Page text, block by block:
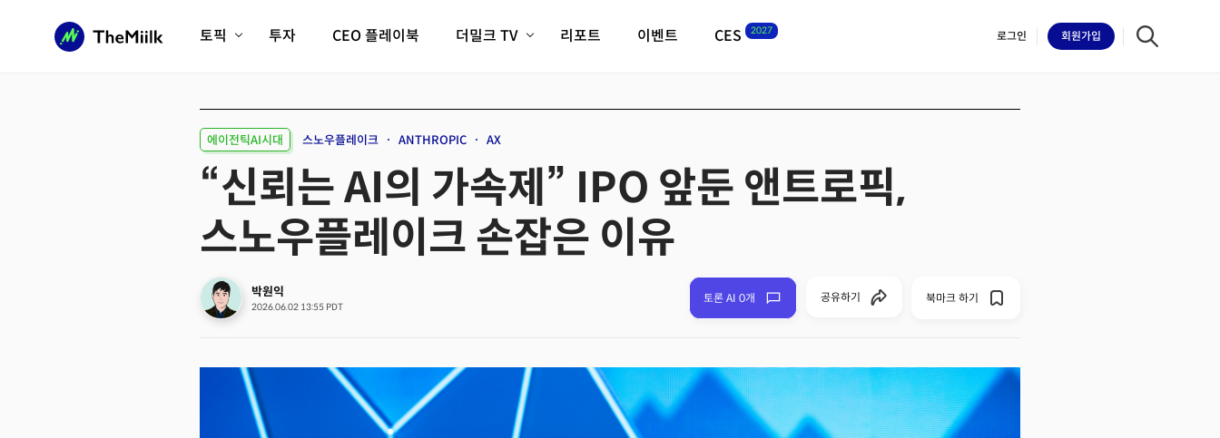
토픽
피지컬AI/로봇
AX비즈니스혁명
디지털자산
미래 교육/직업
전체 기사 보기
투자 CEO 플레이북 더밀크 TV
크리스의 뉴욕 시그널
더밀크 아카데미
더웨이브/트렌드쇼
리포트 이벤트 CES 2027
필드 가이드
CES2027 with TheMiilk
로그인 회원가입
에이전틱AI시대 스노우플레이크 ANTHROPIC AX
“신뢰는 AI의 가속제” IPO 앞둔 앤트로픽,
스노우플레이크 손잡은 이유
박원익
2026.06.02 13:55 PDT
토론 AI 0개 공유하기 북마크 하기